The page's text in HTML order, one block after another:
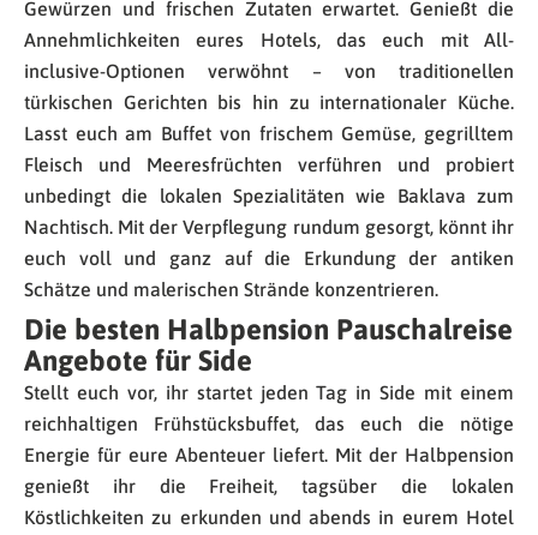
Gewürzen und frischen Zutaten erwartet. Genießt die
Annehmlichkeiten eures Hotels, das euch mit All-
inclusive-Optionen verwöhnt – von traditionellen
türkischen Gerichten bis hin zu internationaler Küche.
Lasst euch am Buffet von frischem Gemüse, gegrilltem
Fleisch und Meeresfrüchten verführen und probiert
unbedingt die lokalen Spezialitäten wie Baklava zum
Nachtisch. Mit der Verpflegung rundum gesorgt, könnt ihr
euch voll und ganz auf die Erkundung der antiken
Schätze und malerischen Strände konzentrieren.
Die besten Halbpension Pauschalreise
Angebote für Side
Stellt euch vor, ihr startet jeden Tag in Side mit einem
reichhaltigen Frühstücksbuffet, das euch die nötige
Energie für eure Abenteuer liefert. Mit der Halbpension
genießt ihr die Freiheit, tagsüber die lokalen
Köstlichkeiten zu erkunden und abends in eurem Hotel